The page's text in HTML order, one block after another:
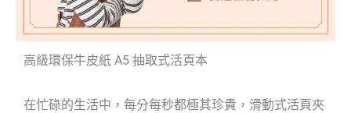
高級環保牛皮紙 A5 抽取式活頁本
在忙碌的生活中，每分每秒都極其珍貴，滑動式活頁夾